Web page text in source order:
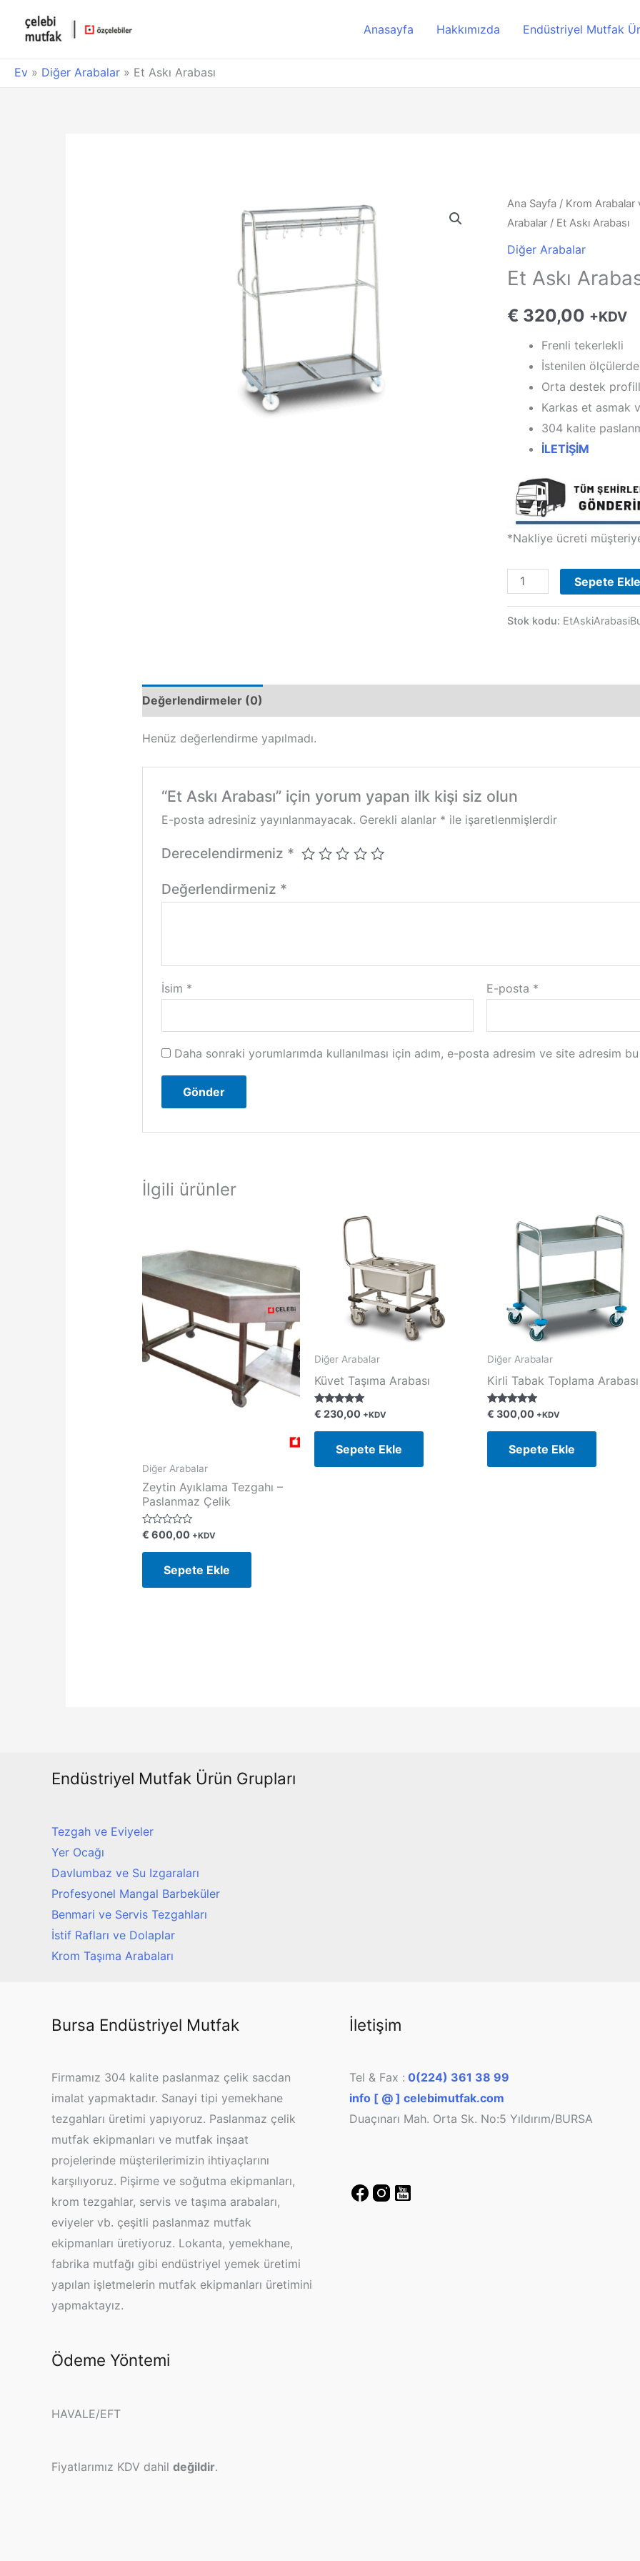
Anasayfa Hakkımızda Endüstriyel Mutfak
Ev » Diğer Arabalar » Et Askı Arabası
Ana Sayfa / Krom Arabalar
Arabalar/ Et Askı Arabası
Diğer Arabalar
Et Askı
€ 320,00 +KDV
Frenli tekerlekli
İstenilen
Orta destek
Karkas et asmak
304 kalite
İLETİŞİM
*Nakliye ücreti
Askı
Arabası
Sepete Ekle
Stok kodu:
Değerlendirmeler (0)
Henüz değerlendirme yapılmadı.
“Et Askı Arabası” için yorum yapan ilk kişi siz olun
E-posta adresiniz yayınlanmayacak. Gerekli alanlar * ile işaretlenmişlerdir
Derecelendirmeniz *
Değerlendirmeniz *
İsim * E-posta *
Daha sonraki yorumlarımda kullanılması için adım, e-posta adresim ve site adresim
İlgili ürünler
Diğer Arabalar
Zeytin Ayıklama Tezgahı –
Paslanmaz Çelik
5
z
n
€ 600,00 +KDV
Sepete Ekle
Diğer Arabalar
Küvet Taşıma Arabası
5 üzerinden
oy aldı
€ 230,00 +KDV
Sepete Ekle
Diğer Arabalar
Kirli Tabak Toplama Arabası
5 üzerinden
oy aldı
€ 300,00 +KDV
Sepete Ekle
Endüstriyel Mutfak Ürün Grupları
Tezgah ve Eviyeler
Yer Ocağı
Davlumbaz ve Su Izgaraları
Profesyonel Mangal Barbeküler
Benmari ve Servis Tezgahları
İstif Rafları ve Dolaplar
Krom Taşıma Arabaları
Bursa Endüstriyel Mutfak
Firmamız 304 kalite paslanmaz çelik sacdan
imalat yapmaktadır. Sanayi tipi yemekhane
tezgahları üretimi yapıyoruz. Paslanmaz çelik
mutfak ekipmanları ve mutfak inşaat
projelerinde müşterilerimizin ihtiyaçlarını
karşılıyoruz. Pişirme ve soğutma ekipmanları,
krom tezgahlar, servis ve taşıma arabaları,
eviyeler vb. çeşitli paslanmaz mutfak
ekipmanları üretiyoruz. Lokanta, yemekhane,
fabrika mutfağı gibi endüstriyel yemek üretimi
yapılan işletmelerin mutfak ekipmanları üretimini
yapmaktayız.
Ödeme Yöntemi
HAVALE/EFT
Fiyatlarımız KDV dahil değildir.
İletişim
Tel & Fax : 0(224) 361 38 99
info [ @ ] celebimutfak.com
Duaçınarı Mah. Orta Sk. No:5 Yıldırım/BURSA